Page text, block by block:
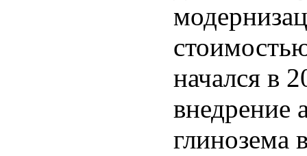
начался в
внедрение
глинозема